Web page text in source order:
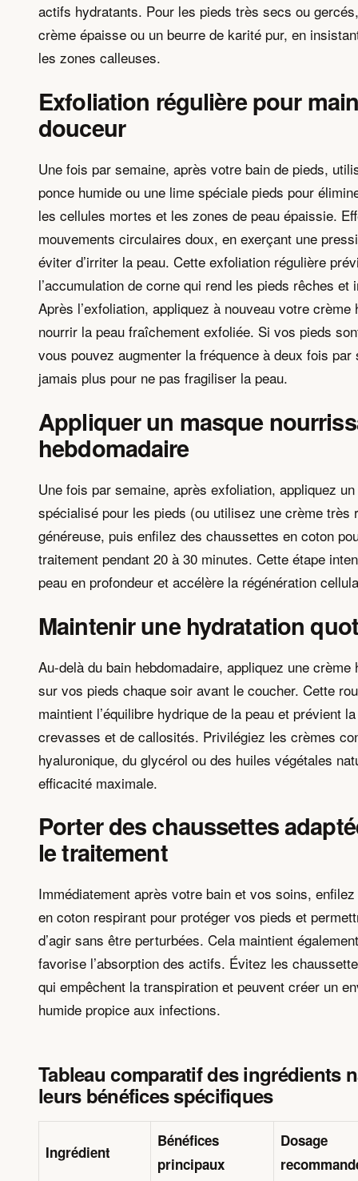
actifs hydratants. Pour les pieds très secs ou
crème épaisse ou un beurre de karité pur, en
les zones calleuses.
Exfoliation régulière pour
douceur
Une fois par semaine, après votre bain de pieds,
ponce humide ou une lime spéciale pieds pour
les cellules mortes et les zones de peau épaissie.
mouvements circulaires doux, en exerçant une
éviter d’irriter la peau. Cette exfoliation régulière
l’accumulation de corne qui rend les pieds rêches et
Après l’exfoliation, appliquez à nouveau votre crème
nourrir la peau fraîchement exfoliée. Si vos pieds
vous pouvez augmenter la fréquence à deux fois par
jamais plus pour ne pas fragiliser la peau.
Appliquer un masque
hebdomadaire
Une fois par semaine, après exfoliation, appliquez
spécialisé pour les pieds (ou utilisez une crème très
généreuse, puis enfilez des chaussettes en coton
traitement pendant 20 à 30 minutes. Cette étape
peau en profondeur et accélère la régénération
Maintenir une hydratation
Au-delà du bain hebdomadaire, appliquez une crème
sur vos pieds chaque soir avant le coucher. Cette
maintient l’équilibre hydrique de la peau et prévient
crevasses et de callosités. Privilégiez les crèmes
hyaluronique, du glycérol ou des huiles végétales
efficacité maximale.
Porter des chaussettes
le traitement
Immédiatement après votre bain et vos soins,
en coton respirant pour protéger vos pieds et
d’agir sans être perturbées. Cela maintient
favorise l’absorption des actifs. Évitez les
qui empêchent la transpiration et peuvent créer un
humide propice aux infections.
Tableau comparatif des ingrédients
leurs bénéfices spécifiques
Ingrédient
Bénéfices
principaux
Dosage